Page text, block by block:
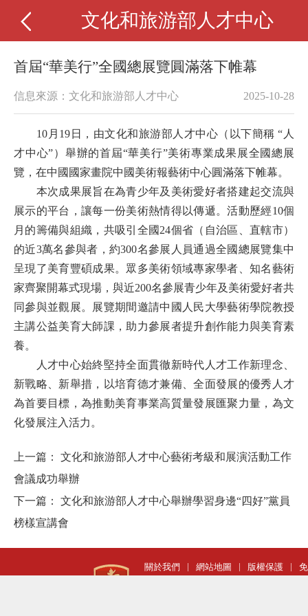
文化和旅游部人才中心
首屆“華美行”全國總展覽圓滿落下帷幕
信息來源：文化和旅游部人才中心 2025-10-28
10月19日，由文化和旅游部人才中心（以下簡稱 “人
才中心”）舉辦的首屆“華美行”美術專業成果展全國總展
覽，在中國國家畫院中國美術報藝術中心圓滿落下帷幕。
本次成果展旨在為青少年及美術愛好者搭建起交流與
展示的平台，讓每一份美術熱情得以傳遞。活動歷經10個
月的籌備與組織，共吸引全國24個省（自治區、直轄市）
的近3萬名參與者，約300名參展人員通過全國總展覽集中
呈現了美育豐碩成果。眾多美術領域專家學者、知名藝術
家齊聚開幕式現場，與近200名參展青少年及美術愛好者共
同參與並觀展。展覽期間邀請中國人民大學藝術學院教授
主講公益美育大師課，助力參展者提升創作能力與美育素
養。
人才中心始終堅持全面貫徹新時代人才工作新理念、
新戰略、新舉措，以培育德才兼備、全面發展的優秀人才
為首要目標，為推動美育事業高質量發展匯聚力量，為文
化發展注入活力。
上一篇： 文化和旅游部人才中心藝術考級和展演活動工作
會議成功舉辦
下一篇： 文化和旅游部人才中心舉辦學習身邊“四好”黨員
榜樣宣講會